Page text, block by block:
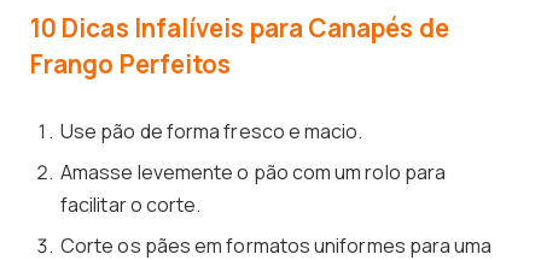
10 Dicas Infalíveis para Canapés de
Frango Perfeitos
Use pão de forma fresco e macio.
Amasse levemente o pão com um rolo para
facilitar o corte.
Corte os pães em formatos uniformes para uma